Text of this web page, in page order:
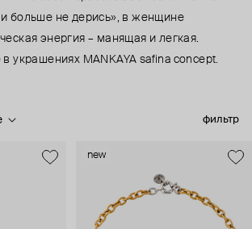
больше не дерись», в женщине
энергия – манящая и легкая.
в украшениях MANKAYA safina concept.
фильтр
new